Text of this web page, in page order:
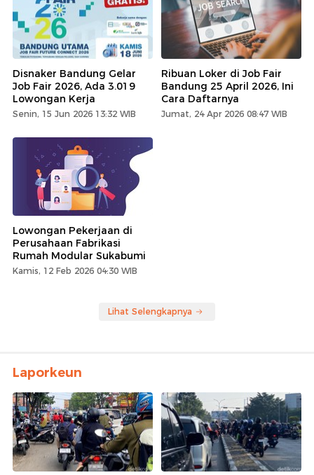
Disnaker Bandung Gelar
Job Fair 2026, Ada 3.019
Lowongan Kerja
Senin, 15 Jun 2026 13:32 WIB
Ribuan Loker di Job Fair
Bandung 25 April 2026, Ini
Cara Daftarnya
Jumat, 24 Apr 2026 08:47 WIB
Lowongan Pekerjaan di
Perusahaan Fabrikasi
Rumah Modular Sukabumi
Kamis, 12 Feb 2026 04:30 WIB
Lihat Selengkapnya
Laporkeun